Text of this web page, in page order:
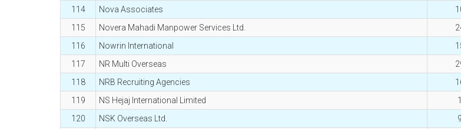
114
Nova Associates
115
Novera Mahadi Manpower Services Ltd.
116
Nowrin International
117
NR Multi Overseas
118
NRB Recruiting Agencies
119
NS Hejaj International Limited
120
NSK Overseas Ltd.